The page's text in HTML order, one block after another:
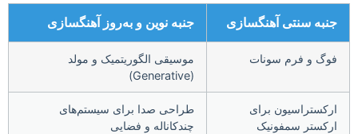
جنبه سنتی آهنگسازی جنبه نوین و به‌روز آهنگسازی
فوگ و فرم سونات
موسیقی الگوریتمیک و مولد
(Generative)
ارکستراسیون برای
ارکستر سمفونیک
طراحی صدا برای سیستم‌های
چندکاناله و فضایی